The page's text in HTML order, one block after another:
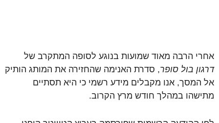
אחרי הרבה מאוד שמועות בנוגע לסופה המתקרב של
דרגון בול סופר, סדרת האנימה שהחזירה את המותג הותיק
אל המסך, אנו מקבלים מידע רשמי כי היא תסתיים
מתישהו במהלך חודש מרץ הקרוב.